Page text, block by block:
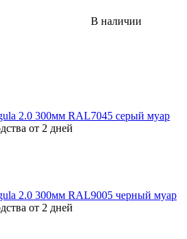
В наличии
2.0 300мм RAL7045 серый муар
от 2 дней
2.0 300мм RAL9005 черный муар
от 2 дней